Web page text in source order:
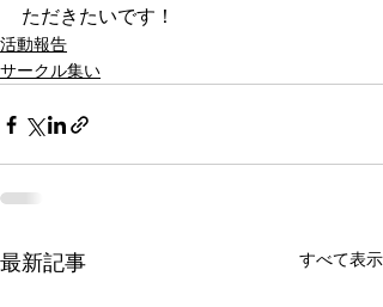
ただきたいです！
活動報告
サークル集い
最新記事 すべて表示